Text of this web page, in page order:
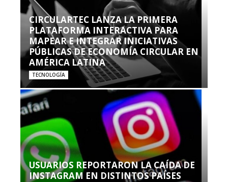
CIRCULARTEC LANZA LA PRIMERA
PLATAFORMA INTERACTIVA PARA
MAPEAR E INTEGRAR INICIATIVAS
PÚBLICAS DE ECONOMÍA CIRCULAR EN
AMÉRICA LATINA
TECNOLOGÍA
USUARIOS REPORTARON LA CAÍDA DE
INSTAGRAM EN DISTINTOS PAÍSES